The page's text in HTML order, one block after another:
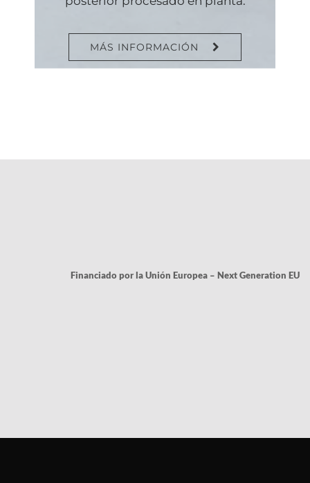
MÁS INFORMACIÓN
Financiado por la Unión Europea – Next Generation EU